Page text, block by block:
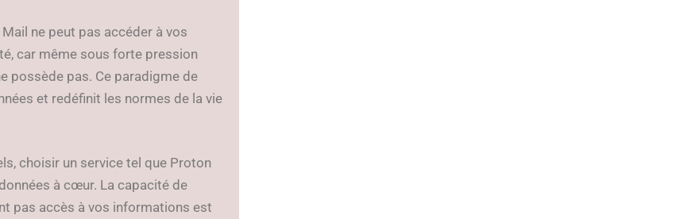
ne peut pas accéder à vos
car même sous forte pression
possède pas. Ce paradigme de
et redéfinit les normes de la vie
choisir un service tel que Proton
à cœur. La capacité de
pas accès à vos informations est